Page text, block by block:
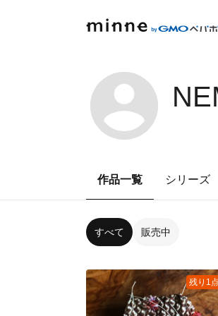
作品一覧 シリーズ
すべて 販売中
残り1点